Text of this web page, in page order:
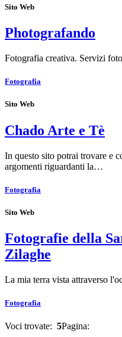
Sito Web
Photografando
Fotografia creativa. Servizi
Fotografia
Sito Web
Chado Arte e Tè
In questo sito potrai trovare e
argomenti riguardanti la…
Fotografia
Sito Web
Fotografie della
Zilaghe
La mia terra vista attraverso
Fotografia
Voci trovate: 5Pagina: